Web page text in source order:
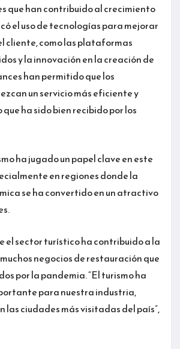
que han contribuido al crecimiento
el uso de tecnologías para mejorar
cliente, como las plataformas
y la innovación en la creación de
han permitido que los
un servicio más eficiente y
ha sido bien recibido por los
ha jugado un papel clave en este
en regiones donde la
se ha convertido en un atractivo
el sector turístico ha contribuido a la
negocios de restauración que
por la pandemia. “El turismo ha
para nuestra industria,
las ciudades más visitadas del país”,